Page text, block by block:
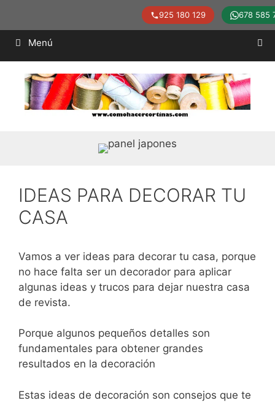
Saltar
contenido
925 180 129 678 585
Menú
IDEAS PARA DECORAR TU
CASA
Vamos a ver ideas para decorar tu casa, porque
no hace falta ser un decorador para aplicar
algunas ideas y trucos para dejar nuestra casa
de revista.
Porque algunos pequeños detalles son
fundamentales para obtener grandes
resultados en la decoración
Estas ideas de decoración son consejos que te